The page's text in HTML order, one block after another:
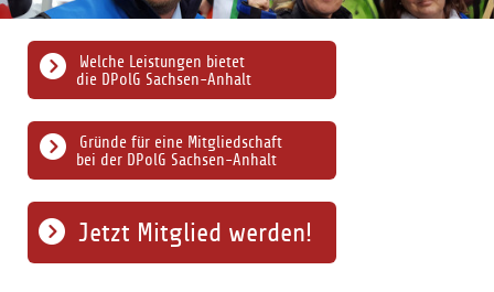
Gründe für eine Mitgliedschaft
bei der DPolG Sachsen-Anhalt
Welche Leistungen bietet
die DPolG Sachsen-Anhalt
Jetzt Mitglied werden!